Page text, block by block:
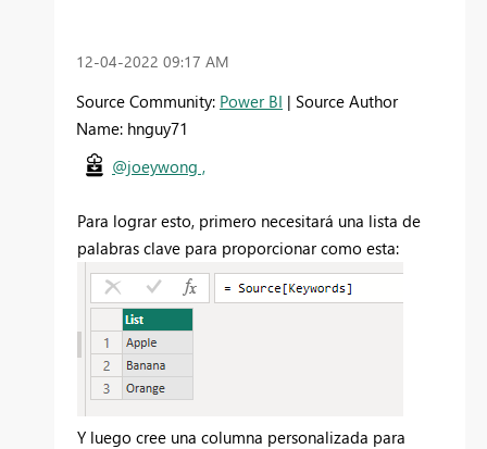
‎12-04-2022 09:17 AM
Source Community: Power BI | Source Author
Name: hnguy71
@joeywong ,
Para lograr esto, primero necesitará una lista de
palabras clave para proporcionar como esta:
Y luego cree una columna personalizada para